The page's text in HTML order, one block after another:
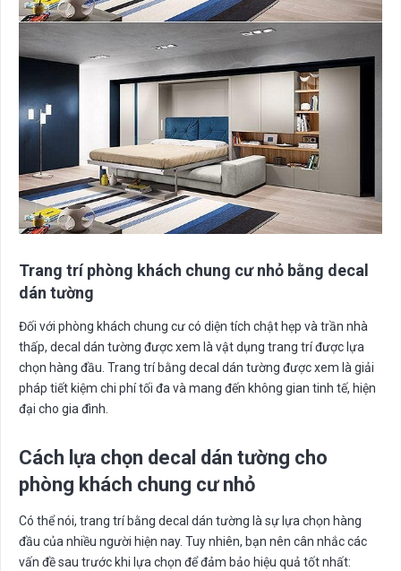
Trang trí phòng khách chung cư nhỏ bằng decal
dán tường
Đối với phòng khách chung cư có diện tích chật hẹp và trần nhà
thấp, decal dán tường được xem là vật dụng trang trí được lựa
chọn hàng đầu. Trang trí bằng decal dán tường được xem là giải
pháp tiết kiệm chi phí tối đa và mang đến không gian tinh tế, hiện
đại cho gia đình.
Cách lựa chọn decal dán tường cho
phòng khách chung cư nhỏ
Có thể nói, trang trí bằng decal dán tường là sự lựa chọn hàng
đầu của nhiều người hiện nay. Tuy nhiên, bạn nên cân nhắc các
vấn đề sau trước khi lựa chọn để đảm bảo hiệu quả tốt nhất: